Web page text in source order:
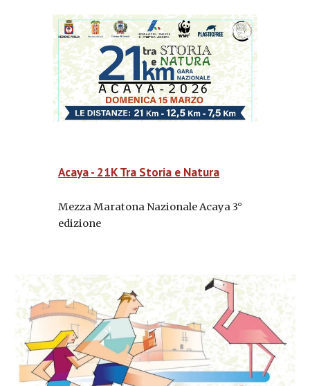
Acaya - 21K Tra Storia e Natura
Mezza Maratona Nazionale Acaya 3°
edizione